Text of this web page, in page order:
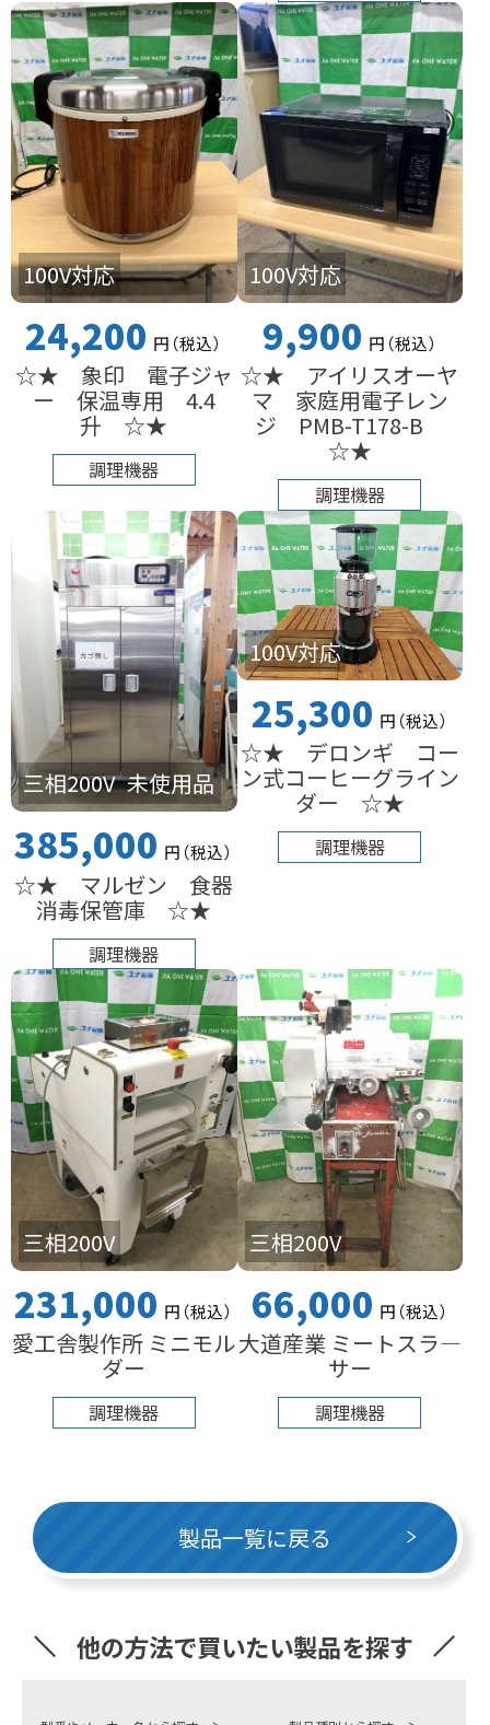
100V対応
24,200 円（税込）
☆★ 象印 電子ジャ
ー 保温専用 4.4
升 ☆★
調理機器
100V対応
9,900 円（税込）
☆★ アイリスオーヤ
マ 家庭用電子レン
ジ PMB-T178-B
☆★
調理機器
未使用品
三相200V
385,000 円（税込）
☆★ マルゼン 食器
消毒保管庫 ☆★
調理機器
100V対応
25,300 円（税込）
☆★ デロンギ コー
ン式コーヒーグライン
ダー ☆★
調理機器
三相200V
231,000 円（税込）
愛工舎製作所 ミニモル
ダー
調理機器
三相200V
66,000 円（税込）
大道産業 ミートスラ―
サー
調理機器
製品一覧に戻る
他の方法で買いたい製品を探す